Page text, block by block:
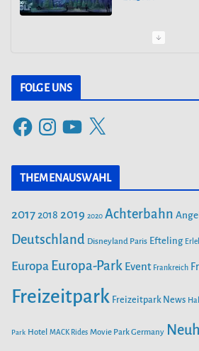
PEPPA PIG PARK OINKTASTISCHE
30. MÄRZ 2024: SAISONSTART IM
ALOHA OHANA! TROPICAL ISLANDS
55 JAHRE FREIZEIT-LAND GEISELWIND:
ERINNERUNGEN
SPIELELAND EIN
AB 26. APRIL IM EUROPA-PARK
FOLGE UNS
F
c
o
o
s
t
g
r
Y
u
T
b
e
X
THEMENAUSWAHL
20172018 2019 2020 Achterbahn
Deutschland Disneyland Paris Efteling
Europa Europa-Park Event Frankreich
Freizeitpark Freizeitpark News
Park Hotel MACK Rides Movie Park Germany